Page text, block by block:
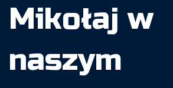
Mikołaj w
naszym